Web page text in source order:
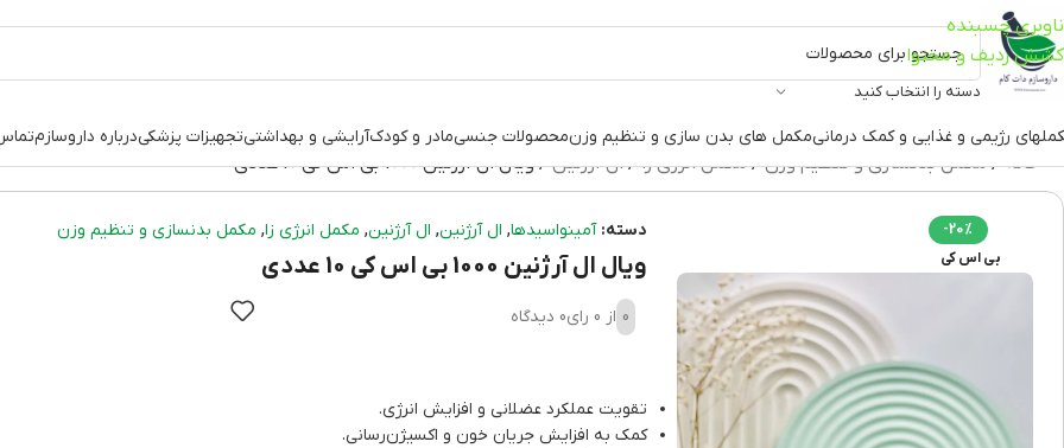
ناوبری چسبنده
کشش ردیف و محتوا
دسته را انتخاب کنید
رژیمی و غذایی و کمک درمانیمکمل های بدن سازی و تنظیم وزنمحصولات جنسیمادر و کودکآرایشی و بهداشتیتجهیزات پزشکیدرباره داروسازم
خانه مکمل بدنسازی و تنظیم وزن مکمل انرژی زا ال آرژنین ویال ال آرژنین 1000 بی اس کی 10 عددی
-20%
بی اس کی
دسته: آمینواسیدها, ال آرژنین, ال آرژنین, مکمل انرژی زا, مکمل بدنسازی و تنظیم وزن
ویال ال آرژنین 1000 بی اس کی 10 عددی
0 از 0 رای 0 دیدگاه
تقویت عملکرد عضلانی و افزایش انرژی.
کمک به افزایش جریان خون و اکسیژن‌رسانی.